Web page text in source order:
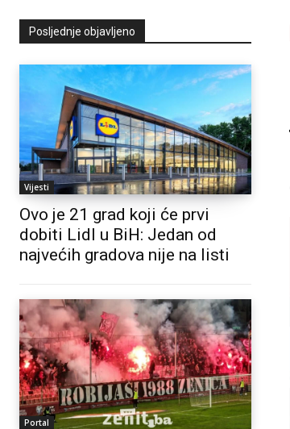
Posljednje objavljeno
Vijesti
Ovo je 21 grad koji će prvi
dobiti Lidl u BiH: Jedan od
najvećih gradova nije na listi
Portal